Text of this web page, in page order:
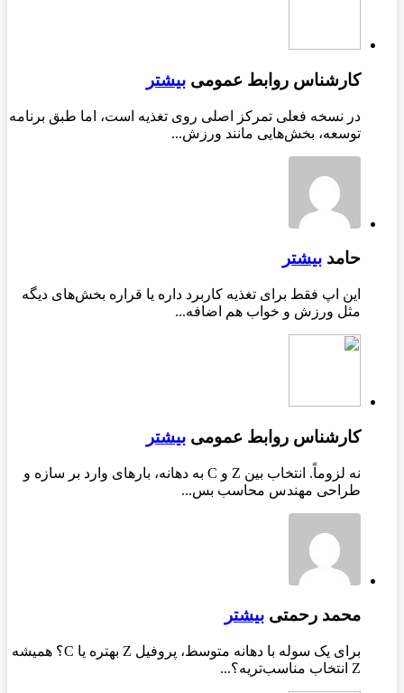
کارشناس روابط عمومی بیشتر
در نسخه فعلی تمرکز اصلی روی تغذیه است، اما طبق برنامه
توسعه، بخش‌هایی مانند ورزش...
حامد بیشتر
این اپ فقط برای تغذیه کاربرد داره یا قراره بخش‌های دیگه
مثل ورزش و خواب هم اضافه...
کارشناس روابط عمومی بیشتر
نه لزوماً. انتخاب بین Z و C به دهانه، بارهای وارد بر سازه و
طراحی مهندس محاسب بس...
محمد رحمتی بیشتر
برای یک سوله با دهانه متوسط، پروفیل Z بهتره یا C؟ همیشه
Z انتخاب مناسب‌تریه؟...